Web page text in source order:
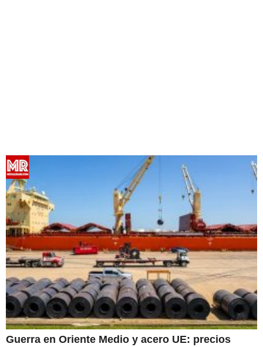
Guerra en Oriente Medio y acero UE: precios